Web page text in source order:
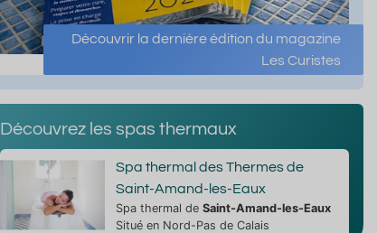
Découvrir la dernière édition du magazine
Les Curistes
Découvrez les spas thermaux
Spa thermal des Thermes de
Saint-Amand-les-Eaux
Spa thermal de Saint-Amand-les-Eaux
Situé en Nord-Pas de Calais